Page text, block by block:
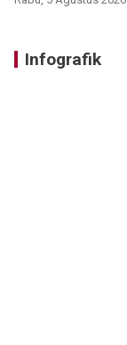
Infografik